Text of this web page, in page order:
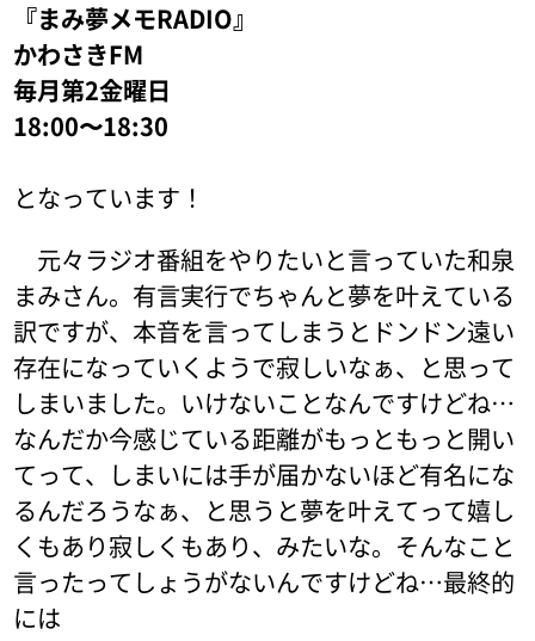
『まみ夢メモRADIO』
かわさきFM
毎月第2金曜日
18:00〜18:30
となっています！
元々ラジオ番組をやりたいと言っていた和泉
まみさん。有言実行でちゃんと夢を叶えている
訳ですが、本音を言ってしまうとドンドン遠い
存在になっていくようで寂しいなぁ、と思って
しまいました。いけないことなんですけどね…
なんだか今感じている距離がもっともっと開い
てって、しまいには手が届かないほど有名にな
るんだろうなぁ、と思うと夢を叶えてって嬉し
くもあり寂しくもあり、みたいな。そんなこと
言ったってしょうがないんですけどね…最終的
には